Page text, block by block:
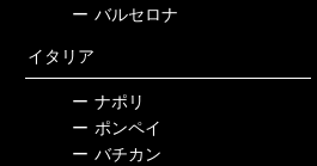
ー バルセロナ
イタリア
ー ナポリ
ー ポンペイ
ー バチカン